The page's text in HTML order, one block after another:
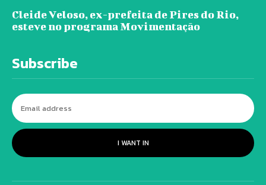
Cleide Veloso, ex-prefeita de Pires do Rio,
esteve no programa Movimentação
Subscribe
I WANT IN